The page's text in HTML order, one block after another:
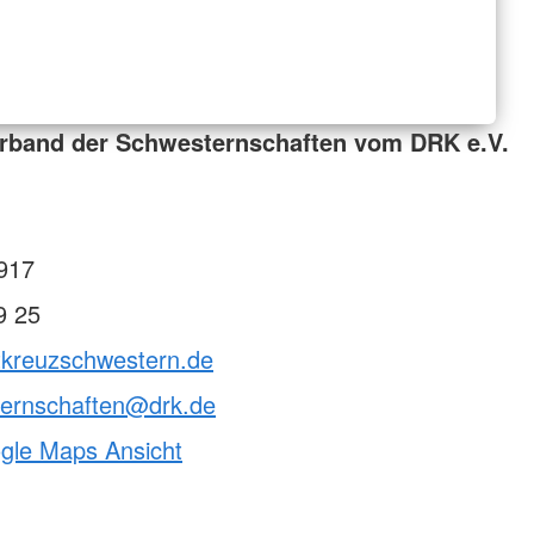
der Schwesternschaften vom DRK e.V.
25
Maps Ansicht